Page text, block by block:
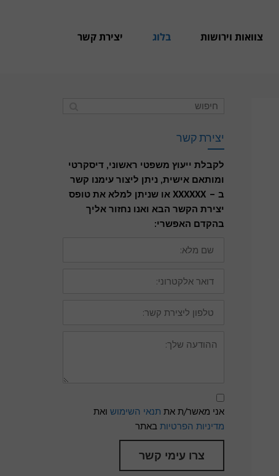
צוואות וירושות בלוג יצירת קשר
יצירת קשר
לקבלת ייעוץ משפטי ראשוני, דיסקרטי
ומותאם אישית, ניתן ליצור עימנו קשר
ב – XXXXXX או שניתן למלא את טופס
יצירת הקשר הבא ואנו נחזור אליך
בהקדם האפשרי:
מלא:
אלקטרוני:
ליצירת
שלך:
תנאי
שימוש
ומדיניות
פרטיות
אני מאשר/ת את תנאי השימוש ואת
מדיניות הפרטיות באתר
צרו עימי קשר